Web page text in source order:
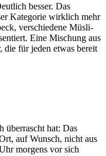
besser. Das
Kategorie wirklich mehr
verschiedene Müsli-
Eine Mischung aus
die für jeden etwas bereit
überrascht hat: Das
auf Wunsch, nicht aus
morgens vor sich